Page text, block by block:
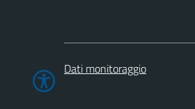
Dati monitoraggio